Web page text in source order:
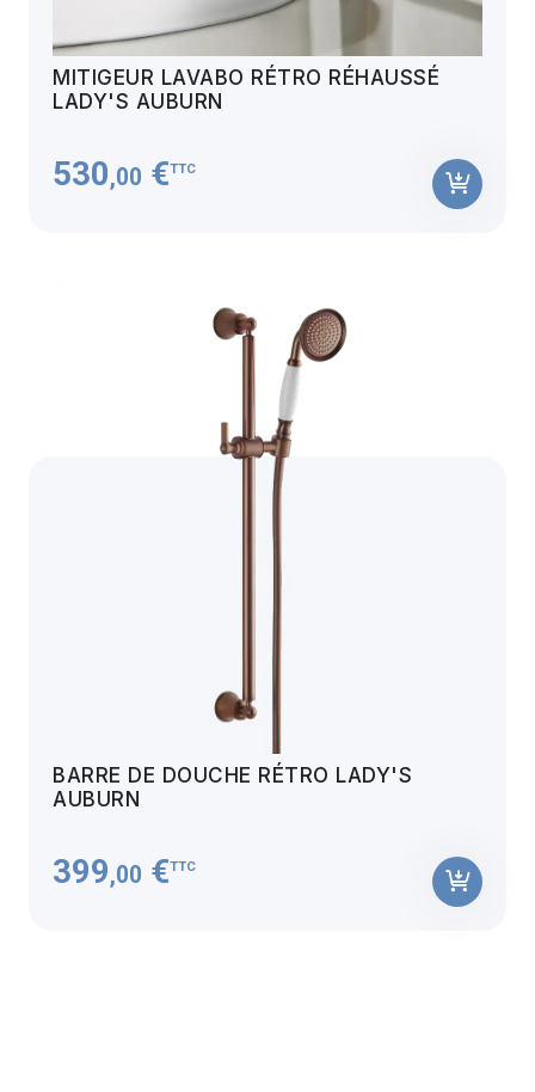
MITIGEUR LAVABO RÉTRO RÉHAUSSÉ
LADY'S AUBURN
530,00 €TTC
BARRE DE DOUCHE RÉTRO LADY'S
AUBURN
399,00 €TTC